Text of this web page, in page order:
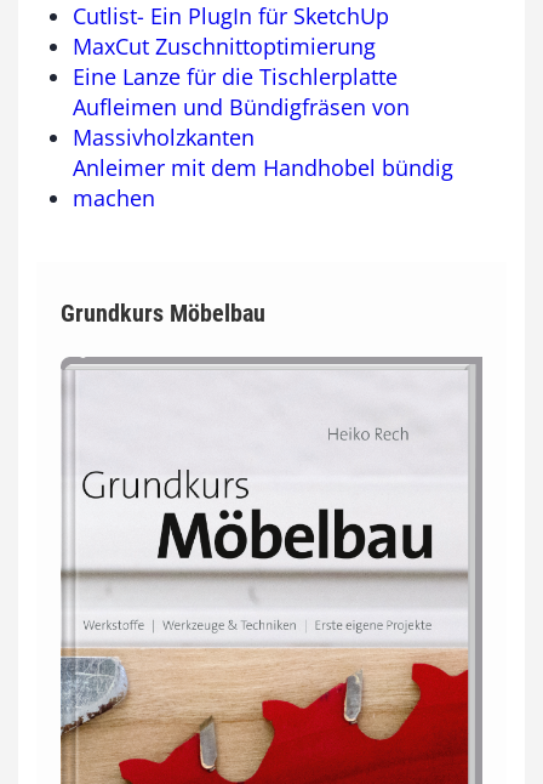
Cutlist- Ein PlugIn für SketchUp
MaxCut Zuschnittoptimierung
Eine Lanze für die Tischlerplatte
Aufleimen und Bündigfräsen von
Massivholzkanten
Anleimer mit dem Handhobel bündig
machen
Grundkurs Möbelbau